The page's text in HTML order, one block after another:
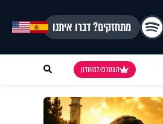
מתחזקים? דברו איתנו
הצטרפו למועדון